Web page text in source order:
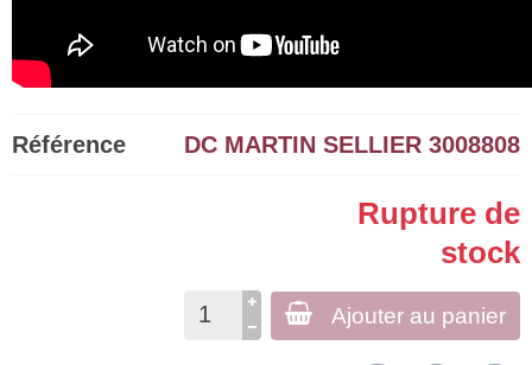
Référence DC MARTIN SELLIER 3008808
Rupture de
stock
Ajouter au panier